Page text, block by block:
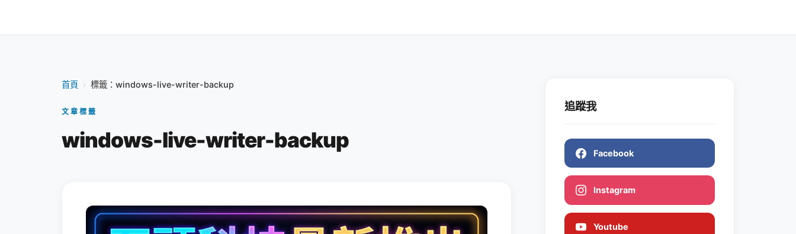
首頁 › 標籤：windows-live-writer-backup
文章標籤
windows-live-writer-backup
追蹤我
Facebook
Instagram
Youtube